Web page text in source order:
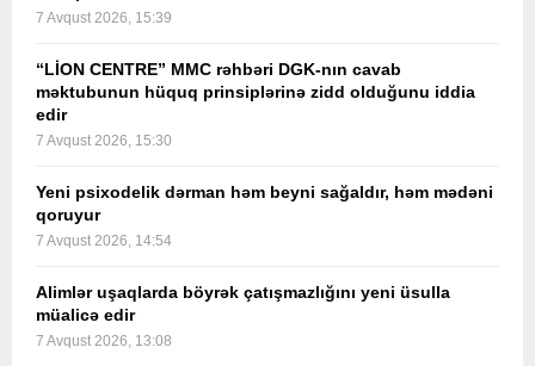
7 Avqust 2026, 15:39
“LİON CENTRE” MMC rəhbəri DGK-nın cavab
məktubunun hüquq prinsiplərinə zidd olduğunu iddia
edir
7 Avqust 2026, 15:30
Yeni psixodelik dərman həm beyni sağaldır, həm mədəni
qoruyur
7 Avqust 2026, 14:54
Alimlər uşaqlarda böyrək çatışmazlığını yeni üsulla
müalicə edir
7 Avqust 2026, 13:08